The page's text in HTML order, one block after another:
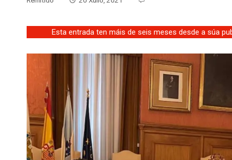
Esta entrada ten máis de seis meses desde a súa